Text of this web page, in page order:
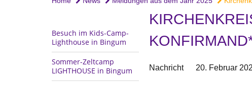
Besuch im Kids-Camp-
Lighthouse in Bingum
Sommer-Zeltcamp
LIGHTHOUSE in Bingum
Nachricht 20. Februar